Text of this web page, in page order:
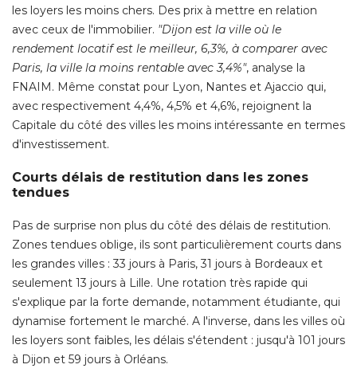
les loyers les moins chers. Des prix à mettre en relation
avec ceux de l'immobilier. "Dijon est la ville où le
rendement locatif est le meilleur, 6,3%, à comparer avec
Paris, la ville la moins rentable avec 3,4%", analyse la
FNAIM. Même constat pour Lyon, Nantes et Ajaccio qui,
avec respectivement 4,4%, 4,5% et 4,6%, rejoignent la
Capitale du côté des villes les moins intéressante en termes
d'investissement.
Courts délais de restitution dans les zones
tendues
Pas de surprise non plus du côté des délais de restitution.
Zones tendues oblige, ils sont particulièrement courts dans
les grandes villes : 33 jours à Paris, 31 jours à Bordeaux et
seulement 13 jours à Lille. Une rotation très rapide qui
s'explique par la forte demande, notamment étudiante, qui
dynamise fortement le marché. A l'inverse, dans les villes où
les loyers sont faibles, les délais s'étendent : jusqu'à 101 jours
à Dijon et 59 jours à Orléans.